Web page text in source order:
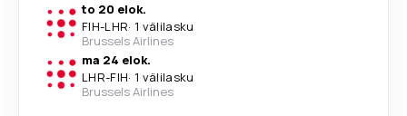
to 20 elok.
FIH-LHR· 1 välilasku
Brussels Airlines
ma 24 elok.
LHR-FIH· 1 välilasku
Brussels Airlines